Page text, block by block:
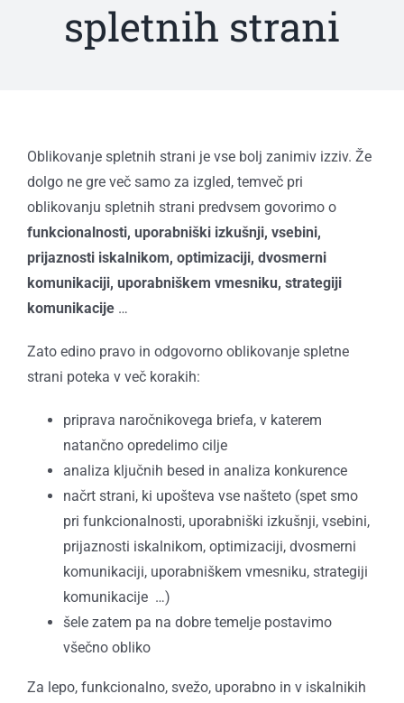
spletnih strani
Oblikovanje spletnih strani je vse bolj zanimiv izziv. Že
dolgo ne gre več samo za izgled, temveč pri
oblikovanju spletnih strani predvsem govorimo o
funkcionalnosti, uporabniški izkušnji, vsebini,
prijaznosti iskalnikom, optimizaciji, dvosmerni
komunikaciji, uporabniškem vmesniku, strategiji
komunikacije …
Zato edino pravo in odgovorno oblikovanje spletne
strani poteka v več korakih:
priprava naročnikovega briefa, v katerem
natančno opredelimo cilje
analiza ključnih besed in analiza konkurence
načrt strani, ki upošteva vse našteto (spet smo
pri funkcionalnosti, uporabniški izkušnji, vsebini,
prijaznosti iskalnikom, optimizaciji, dvosmerni
komunikaciji, uporabniškem vmesniku, strategiji
komunikacije …)
šele zatem pa na dobre temelje postavimo
všečno obliko
Za lepo, funkcionalno, svežo, uporabno in v iskalnikih